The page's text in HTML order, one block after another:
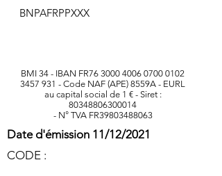
BNPAFRPPXXX
BMI 34 - IBAN FR76 3000 4006 0700 0102
3457 931 - Code NAF (APE) 8559A - EURL
au capital social de 1 € - Siret :
80348806300014
- N° TVA FR39803488063
Date d'émission 11/12/2021
CODE :